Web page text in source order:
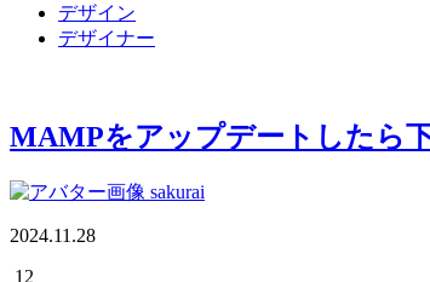
デザイン
デザイナー
MAMPをアップデートしたら
sakurai
2024.11.28
12